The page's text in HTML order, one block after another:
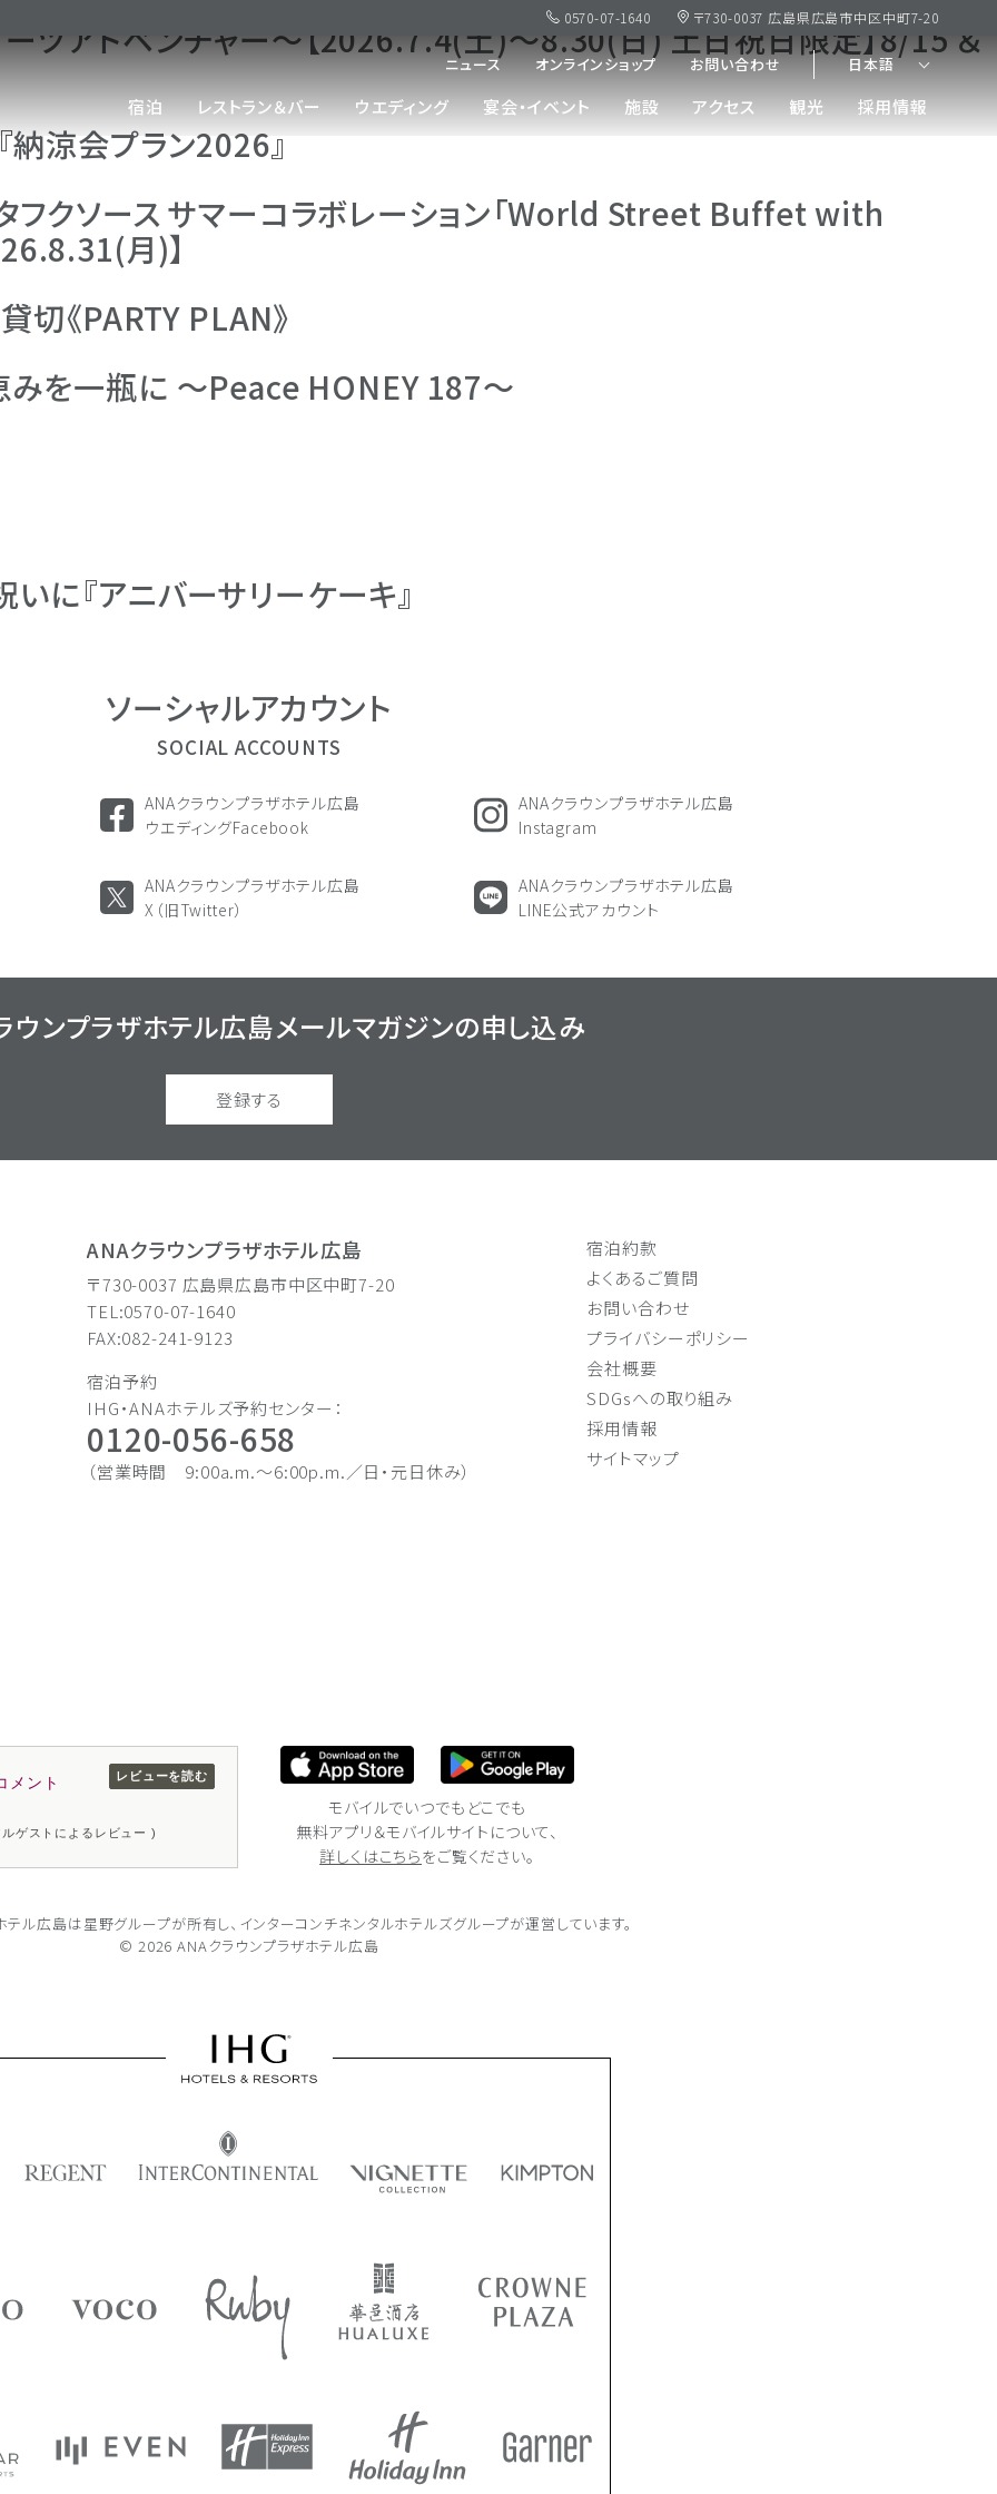
0570-07-1640 〒730-0037 広島県広島市中区中町7-20
ニュース オンラインショップ お問い合わせ 日本語
宿泊 レストラン＆バー ウエディング 宴会・イベント 施設 アクセス 観光 採用情報
ーツアドベンチャー～【2026.7.4(土)～8.30(日) 土日祝日限定】8/15 ＆
涼会プラン2026』
フクソース サマーコラボレーション「World Street Buffet with
月)】
切《PARTY PLAN》
みを一瓶に ～Peace HONEY 187～
に『アニバーサリーケーキ』
ソーシャルアカウント
SOCIAL ACCOUNTS
ANAクラウンプラザホテル広島
ウエディングFacebook
ANAクラウンプラザホテル広島
Instagram
ANAクラウンプラザホテル広島
X（旧Twitter）
ANAクラウンプラザホテル広島
LINE公式アカウント
ウンプラザホテル広島メールマガジンの申し込み
登録する
ANAクラウンプラザホテル広島
〒730-0037 広島県広島市中区中町7-20
TEL:0570-07-1640
FAX:082-241-9123
宿泊予約
IHG・ANAホテルズ予約センター：
0120-056-658
（営業時間 9:00a.m.〜6:00p.m.／日・元日休み）
宿泊約款
よくあるご質問
お問い合わせ
プライバシーポリシー
会社概要
SDGsへの取り組み
採用情報
サイトマップ
メント
ゲストによるレビュー )
レビューを読む
モバイルでいつでもどこでも
無料アプリ＆モバイルサイトについて、
詳しくはこちらをご覧ください。
テル広島は星野グループが所有し、 インターコンチネンタルホテルズグループが運営しています。
© 2026 ANAクラウンプラザホテル広島